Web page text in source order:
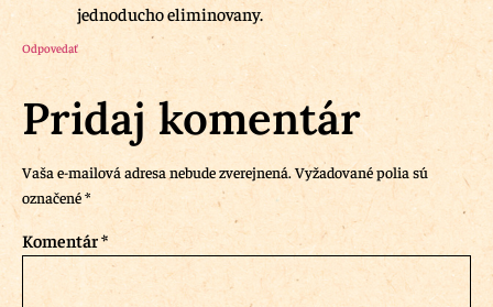
jednoducho eliminovany.
Odpovedať
Pridaj komentár
Vaša e-mailová adresa nebude zverejnená. Vyžadované polia sú
označené*
Komentár*